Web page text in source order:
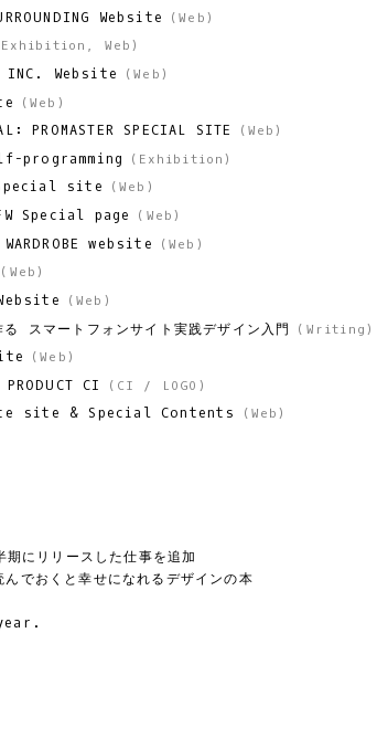
Website (Web )
Exhibition , Web )
INC. Website (Web )
(Web )
PROMASTER SPECIAL SITE ( Web )
programming ( Exhibition )
site (Web )
Special page ( Web )
website (Web )
( Web )
(Web )
る スマートフォンサイト実践デザイン入門 ( Writing )
(Web )
CI ( CI / LOGO )
site & Special Contents ( Web )
リリースした仕事を追加
おくと幸せになれるデザインの本